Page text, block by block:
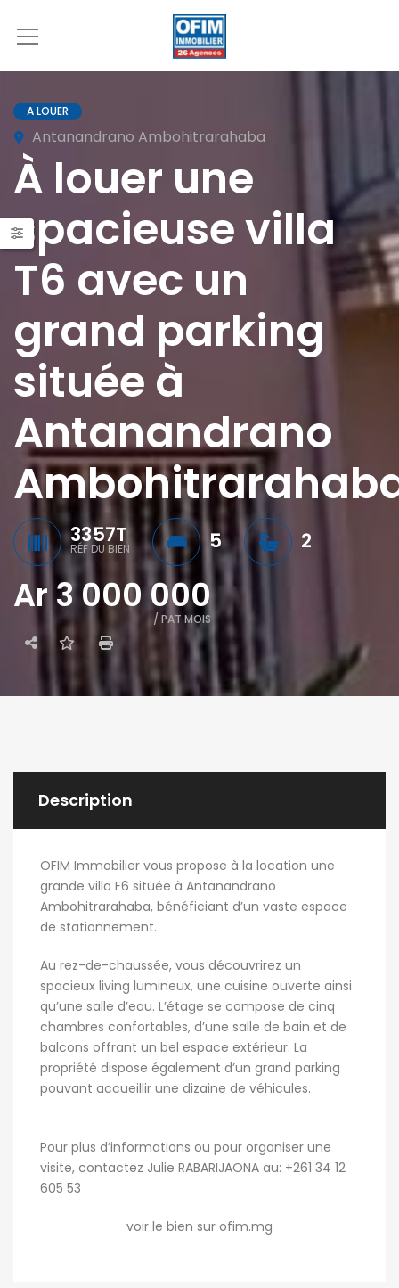
A LOUER
Antanandrano Ambohitrarahaba
À louer une
spacieuse villa
T6 avec un
grand parking
située à
Antanandrano
3357T
RÉF DU BIEN 5 2
Ar 3 000 000
/ PAT MOIS
Description
OFIM Immobilier vous propose à la location une
grande villa F6 située à Antanandrano
Ambohitrarahaba, bénéficiant d’un vaste espace
de stationnement.
Au rez-de-chaussée, vous découvrirez un
spacieux living lumineux, une cuisine ouverte ainsi
qu’une salle d’eau. L’étage se compose de cinq
chambres confortables, d’une salle de bain et de
balcons offrant un bel espace extérieur. La
propriété dispose également d’un grand parking
pouvant accueillir une dizaine de véhicules.
Pour plus d’informations ou pour organiser une
visite, contactez Julie RABARIJAONA au: +261 34 12
605 53
voir le bien sur ofim.mg